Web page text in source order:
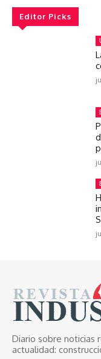
Editor Picks
Diario sobre noticias
actualidad: